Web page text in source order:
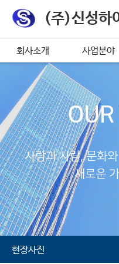
(주)신성하
회사소개 사업분야
사람과 사람, 문화
새로운
현장사진